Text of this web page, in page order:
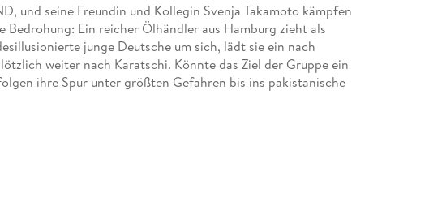
und seine Freundin und Kollegin Svenja Takamoto kämpfen
Bedrohung: Ein reicher Ölhändler aus Hamburg zieht als
junge Deutsche um sich, lädt sie ein nach
weiter nach Karatschi. Könnte das Ziel der Gruppe ein
ihre Spur unter größten Gefahren bis ins pakistanische